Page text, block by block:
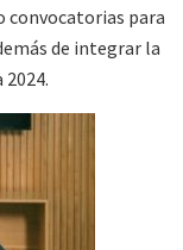
convocatorias para
de integrar la